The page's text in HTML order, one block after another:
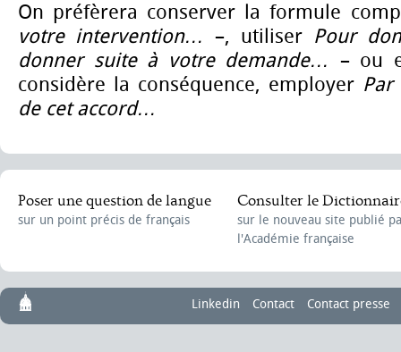
On préfèrera conserver la formule
votre intervention… –, utiliser Pour
donner suite à votre demande… – ou
considère la conséquence, employer
de cet accord…
Poser une question de langue
sur un point précis de français
Consulter le
sur le nouveau site publié
l'Académie française
Linkedin Contact Contact presse